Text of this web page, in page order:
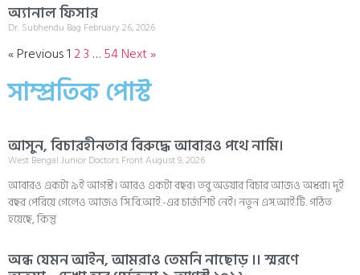
অ্যানাল ফিসার
Dr. Subhendu Bag February 26, 2026
« Previous1 23 …54Next »
সাম্প্রতিক পোস্ট
আসুন, বিচারহীনতার বিরুদ্ধে আবারও পথে নামি।
West Bengal Junior Doctors FrontAugust 9, 2026
আবারও একটা ৯ই আগস্ট। আরও একটা বছর। তবু অভয়ার বিচার আজও অধরা। দুই
বছর পেরিয়ে গেলেও আজও সি.বি.আই.-এর চার্জশিট নেই। নতুন এস.আই.টি. গঠিত
হয়েছে, কিন্তু
অন্ধ যেমন আইন, আমরাও তেমনি নাছোড় ।। স্মরণে